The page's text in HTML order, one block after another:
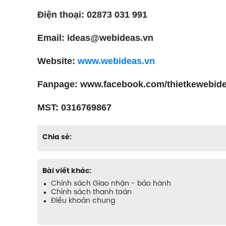
Điện thoại: 02873 031 991
Email: ideas@webideas.vn
Website: www.webideas.vn
Fanpage: www.facebook.com/
MST: 0316769867
Chia sẻ:
Bài viết khác:
Chính sách Giao nhận - bảo hành
Chính sách thanh toán
Điều khoản chung